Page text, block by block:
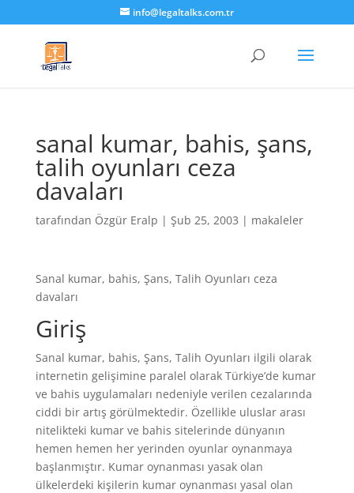
info@legaltalks.com.tr
sanal kumar, bahis, şans,
talih oyunları ceza
davaları
tarafından Özgür Eralp | Şub 25, 2003 | makaleler
Sanal kumar, bahis, Şans, Talih Oyunları ceza
davaları
Giriş
Sanal kumar, bahis, Şans, Talih Oyunları ilgili olarak
internetin gelişimine paralel olarak Türkiye’de kumar
ve bahis uygulamaları nedeniyle verilen cezalarında
ciddi bir artış görülmektedir. Özellikle uluslar arası
nitelikteki kumar ve bahis sitelerinde dünyanın
hemen hemen her yerinden oyunlar oynanmaya
başlanmıştır. Kumar oynanması yasak olan
ülkelerdeki kişilerin kumar oynanması yasal olan